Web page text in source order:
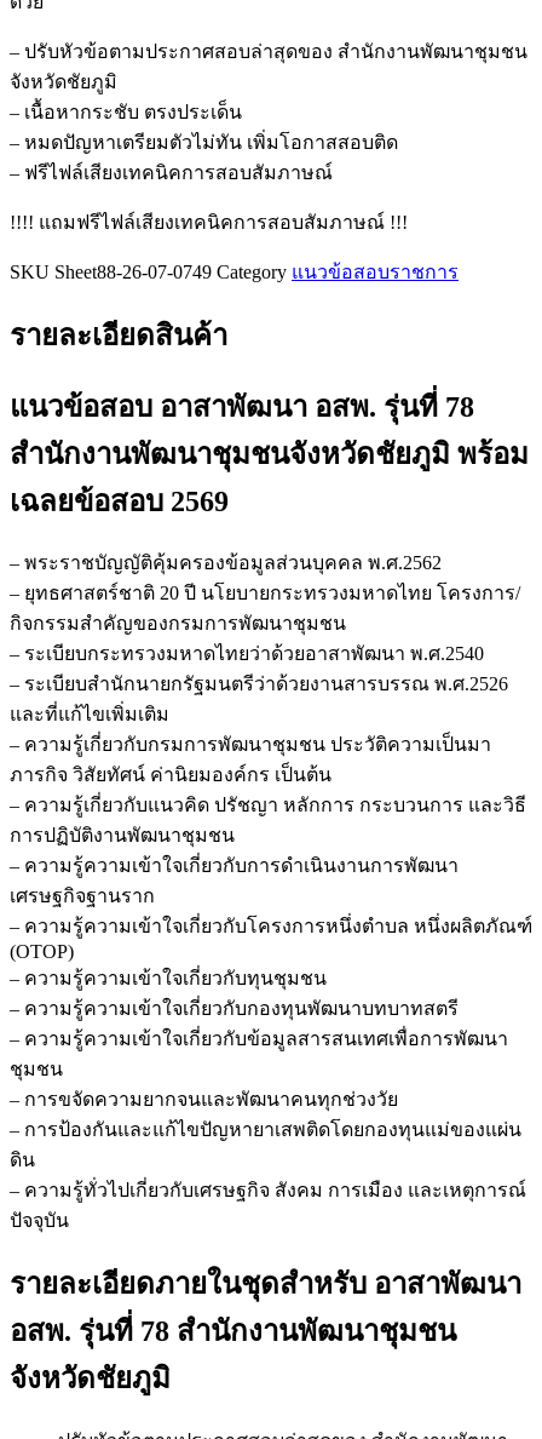
อสพ.
รุ่น
ที่
จังหวัด
ชิ้น
– ปรับหัวข้อตามประกาศสอบล่าสุดของ สำนักงานพัฒนาชุมชน
จังหวัดชัยภูมิ
– เนื้อหากระชับ ตรงประเด็น
– หมดปัญหาเตรียมตัวไม่ทัน เพิ่มโอกาสสอบติด
– ฟรีไฟล์เสียงเทคนิคการสอบสัมภาษณ์
!!!! แถมฟรีไฟล์เสียงเทคนิคการสอบสัมภาษณ์ !!!
SKU Sheet88-26-07-0749 Category แนวข้อสอบราชการ
รายละเอียดสินค้า
แนวข้อสอบ อาสาพัฒนา อสพ. รุ่นที่ 78
สำนักงานพัฒนาชุมชนจังหวัดชัยภูมิ พร้อม
เฉลยข้อสอบ 2569
– พระราชบัญญัติคุ้มครองข้อมูลส่วนบุคคล พ.ศ.2562
– ยุทธศาสตร์ชาติ 20 ปี นโยบายกระทรวงมหาดไทย โครงการ/
กิจกรรมสำคัญของกรมการพัฒนาชุมชน
– ระเบียบกระทรวงมหาดไทยว่าด้วยอาสาพัฒนา พ.ศ.2540
– ระเบียบสำนักนายกรัฐมนตรีว่าด้วยงานสารบรรณ พ.ศ.2526
และที่แก้ไขเพิ่มเติม
– ความรู้เกี่ยวกับกรมการพัฒนาชุมชน ประวัติความเป็นมา
ภารกิจ วิสัยทัศน์ ค่านิยมองค์กร เป็นต้น
– ความรู้เกี่ยวกับแนวคิด ปรัชญา หลักการ กระบวนการ และวิธี
การปฏิบัติงานพัฒนาชุมชน
– ความรู้ความเข้าใจเกี่ยวกับการดำเนินงานการพัฒนา
เศรษฐกิจฐานราก
– ความรู้ความเข้าใจเกี่ยวกับโครงการหนึ่งตำบล หนึ่งผลิตภัณฑ์
(OTOP)
– ความรู้ความเข้าใจเกี่ยวกับทุนชุมชน
– ความรู้ความเข้าใจเกี่ยวกับกองทุนพัฒนาบทบาทสตรี
– ความรู้ความเข้าใจเกี่ยวกับข้อมูลสารสนเทศเพื่อการพัฒนา
ชุมชน
– การขจัดความยากจนและพัฒนาคนทุกช่วงวัย
– การป้องกันและแก้ไขปัญหายาเสพติดโดยกองทุนแม่ของแผ่น
ดิน
– ความรู้ทั่วไปเกี่ยวกับเศรษฐกิจ สังคม การเมือง และเหตุการณ์
ปัจจุบัน
รายละเอียดภายในชุดสำหรับ อาสาพัฒนา
อสพ. รุ่นที่ 78 สำนักงานพัฒนาชุมชน
จังหวัดชัยภูมิ